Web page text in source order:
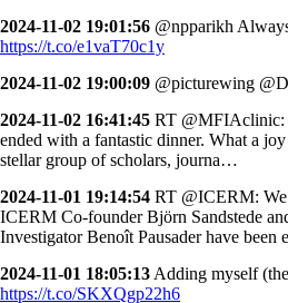
2024-11-02 19:01:56 @npparikh
https://t.co/e1vaT70c1y
2024-11-02 19:00:09 @picturewing
2024-11-02 16:41:45 RT @MFIAclinic:
ended with a fantastic dinner. What a
stellar group of scholars, journa…
2024-11-01 19:14:54 RT @ICERM: We
ICERM Co-founder Björn Sandstede
Investigator Benoît Pausader have been
2024-11-01 18:05:13 Adding myself
https://t.co/SKXQgp22h6